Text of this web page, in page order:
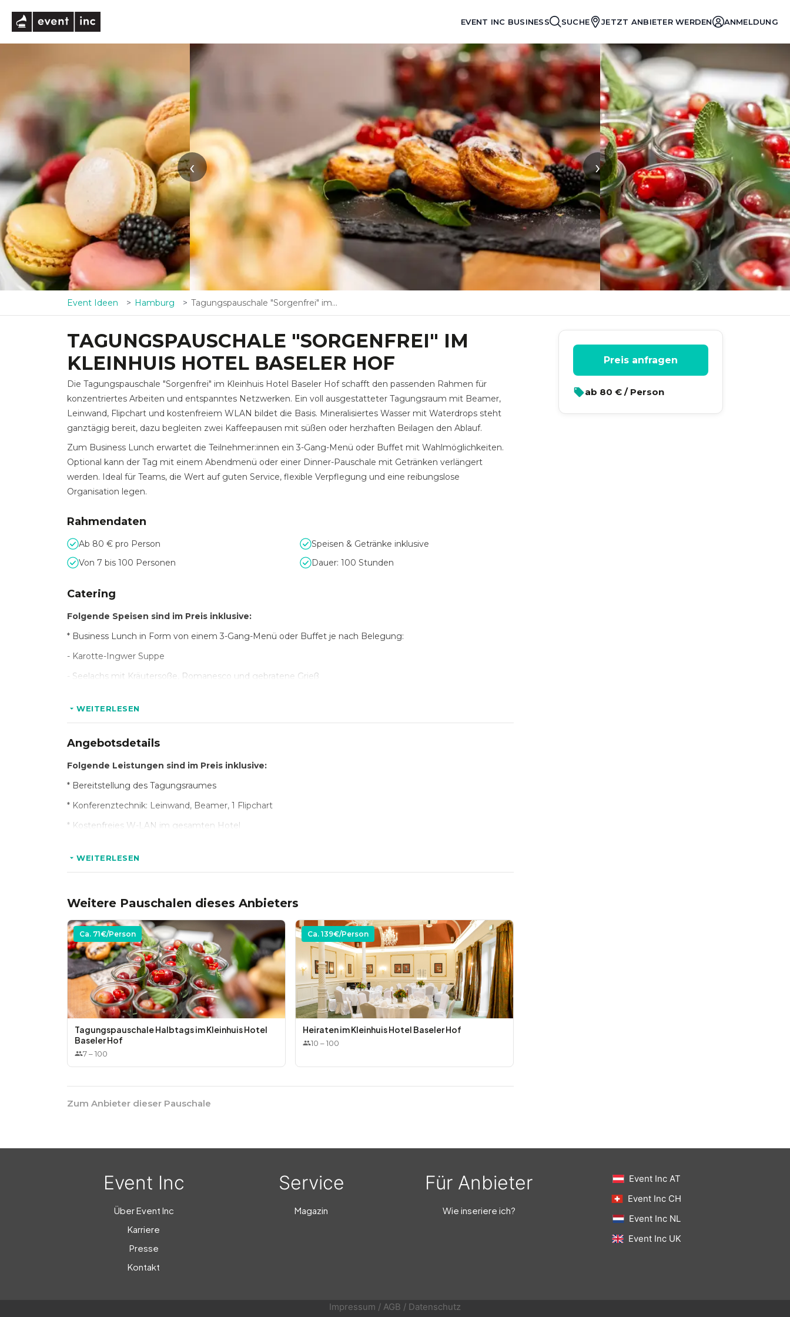
EVENT INC BUSINESS SUCHE JETZT ANBIETER WERDEN ANMELDUNG
‹ ›
Event Ideen Hamburg Tagungspauschale "Sorgenfrei" im Kleinhuis Hotel Baseler Hof
TAGUNGSPAUSCHALE "SORGENFREI" IM
KLEINHUIS HOTEL BASELER HOF
Die Tagungspauschale "Sorgenfrei" im Kleinhuis Hotel Baseler Hof schafft den passenden Rahmen für
konzentriertes Arbeiten und entspanntes Netzwerken. Ein voll ausgestatteter Tagungsraum mit Beamer,
Leinwand, Flipchart und kostenfreiem WLAN bildet die Basis. Mineralisiertes Wasser mit Waterdrops steht
ganztägig bereit, dazu begleiten zwei Kaffeepausen mit süßen oder herzhaften Beilagen den Ablauf.
Zum Business Lunch erwartet die Teilnehmer:innen ein 3-Gang-Menü oder Buffet mit Wahlmöglichkeiten.
Optional kann der Tag mit einem Abendmenü oder einer Dinner-Pauschale mit Getränken verlängert
werden. Ideal für Teams, die Wert auf guten Service, flexible Verpflegung und eine reibungslose
Organisation legen.
Rahmendaten
Ab 80 € pro Person
Speisen & Getränke inklusive
Von 7 bis 100 Personen
Dauer: 100 Stunden
Catering
Folgende Speisen sind im Preis inklusive:
* Business Lunch in Form von einem 3-Gang-Menü oder Buffet je nach Belegung:
- Karotte-Ingwer Suppe
- Seelachs mit Kräutersoße, Romanesco und gebratene Grieß
* Ein kleines Softgetränk zum Mittagessen
* 2 Kaffeepausen (Kaffeepause vormittags mit 2 Beilagen, Kaffeepause nachmittags mit 1 Beilage)
* Abendessen 3-Gang-Menü oder Buffet je nach Belegung EUR 39,00 p. Person
* Dinner-Pauschale 3-Gang-Menü oder Buffet je nach Belegung inkl. 3-stündiger Getränkepauschale
(Bier, Wein, Softgetränke, Kaffeespezialitäten) für EUR 64,00 p. Person
* Snack Bar mit zwei unterschiedlichen Sacks (süß und salzig)
WEITERLESEN
Angebotsdetails
Folgende Leistungen sind im Preis inklusive:
* Bereitstellung des Tagungsraumes
* Konferenztechnik: Leinwand, Beamer, 1 Flipchart
* Kostenfreies W-LAN im gesamten Hotel
WEITERLESEN
Weitere Pauschalen dieses Anbieters
Ca. 71€/Person
Tagungspauschale Halbtags im Kleinhuis Hotel
Baseler Hof
7–100
Ca. 139€/Person
Heiraten im Kleinhuis Hotel Baseler Hof
10 –100
Zum Anbieter dieser Pauschale
Preis anfragen
ab 80 € / Person
Event Inc
Über Event Inc
Karriere
Presse
Kontakt
Service
Magazin
Für Anbieter
Wie inseriere ich?
Event Inc AT
Event Inc CH
Event Inc NL
Event Inc UK
Impressum / AGB / Datenschutz